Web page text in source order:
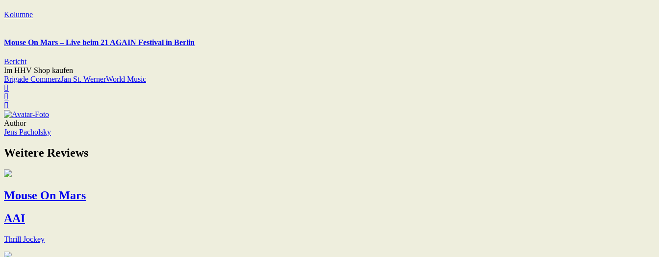
Kolumne
Mouse On Mars – Live beim 21 AGAIN Festival in Berlin
Bericht
Im HHV Shop kaufen
Brigade CommerzJan St. WernerWorld Music
Author
Jens Pacholsky
Weitere Reviews
Mouse On Mars
AAI
Thrill Jockey